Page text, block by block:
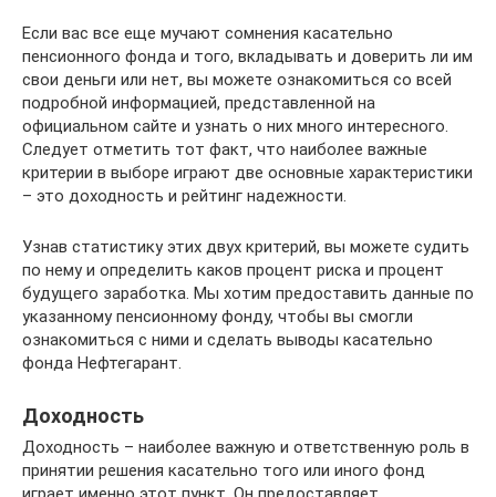
Если вас все еще мучают сомнения касательно
пенсионного фонда и того, вкладывать и доверить ли им
свои деньги или нет, вы можете ознакомиться со всей
подробной информацией, представленной на
официальном сайте и узнать о них много интересного.
Следует отметить тот факт, что наиболее важные
критерии в выборе играют две основные характеристики
– это доходность и рейтинг надежности.
Узнав статистику этих двух критерий, вы можете судить
по нему и определить каков процент риска и процент
будущего заработка. Мы хотим предоставить данные по
указанному пенсионному фонду, чтобы вы смогли
ознакомиться с ними и сделать выводы касательно
фонда Нефтегарант.
Доходность
Доходность – наиболее важную и ответственную роль в
принятии решения касательно того или иного фонд